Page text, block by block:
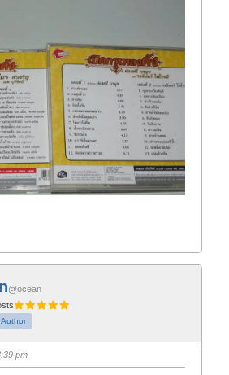
@ocean
Author
pm